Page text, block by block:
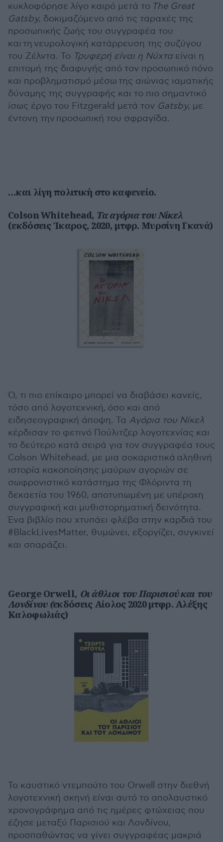
κυκλοφόρησε λίγο καιρό μετά το The Great
Gatsby, δοκιμαζόμενο από τις ταραχές της
προσωπικής ζωής του συγγραφέα του
και τη νευρολογική κατάρρευση της συζύγου
του Ζέλντα. Το Τρυφερή είναι η Νύχτα είναι η
επιτομή της διαφυγής από τον προσωπικό πόνο
και προβληματισμό μέσω της αιώνιας ιαματικής
δύναμης της συγγραφής και το πιο σημαντικό
ίσως έργο του Fitzgerald μετά τον Gatsby, με
έντονη την προσωπική του σφραγίδα.
…και λίγη πολιτική στο καφενείο.
Colson Whitehead, Τα αγόρια του Νίκελ
(εκδόσεις Ίκαρος, 2020, μτφρ. Μυρσίνη Γκανά)
Ό, τι πιο επίκαιρο μπορεί να διαβάσει κανείς,
τόσο από λογοτεχνική, όσο και από
ειδησεογραφική άποψη. Τα Αγόρια του Νίκελ
κέρδισαν το φετινό Πούλιτζερ λογοτεχνίας και
το δεύτερο κατά σειρά για τον συγγραφέα τους
Colson Whitehead, με μια σοκαριστικά αληθινή
ιστορία κακοποίησης μαύρων αγοριών σε
σωφρονιστικό κατάστημα της Φλόριντα τη
δεκαετία του 1960, αποτυπωμένη με υπέροχη
συγγραφική και μυθιστορηματική δεινότητα.
Ένα βιβλίο που χτυπάει φλέβα στην καρδιά του
#BlackLivesMatter, θυμώνει, εξοργίζει, συγκινεί
και σπαράζει.
George Orwell, Οι άθλιοι του Παρισιού και του
Λονδίνου (εκδόσεις Αίολος 2020 μτφρ. Αλέξης
Καλοφωλιάς)
Το καυστικό ντεμπούτο του Orwell στην διεθνή
λογοτεχνική σκηνή είναι αυτό το απολαυστικό
χρονογράφημα από τις ημέρες φτώχειας που
έζησε μεταξύ Παρισιού και Λονδίνου,
προσπαθώντας να γίνει συγγραφέας μακριά